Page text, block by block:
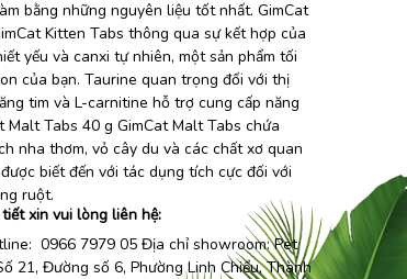
bằng những nguyên liệu tốt nhất. GimCat
Kitten Tabs thông qua sự kết hợp của
yếu và canxi tự nhiên, một sản phẩm tối
của bạn. Taurine quan trọng đối với thị
tim và L-carnitine hỗ trợ cung cấp năng
Malt Tabs 40 g GimCat Malt Tabs chứa
nha thơm, vỏ cây du và các chất xơ quan
biết đến với tác dụng tích cực đối với
ruột.
xin vui lòng liên hệ:
0966 7979 05 Địa chỉ showroom:Pet
21, Đường số 6, Phường Linh Chiểu, Thành